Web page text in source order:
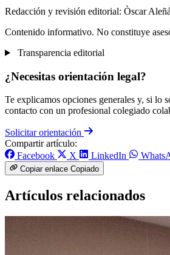
Redacción y revisión editorial: Òscar
Contenido informativo. No constituye
Transparencia editorial
¿Necesitas orientación legal?
Te explicamos opciones generales y, si lo
contacto con un profesional colegiado
Solicitar orientación
Compartir artículo:
Facebook
X LinkedIn
Copiar enlace Copiado
Artículos relacionados